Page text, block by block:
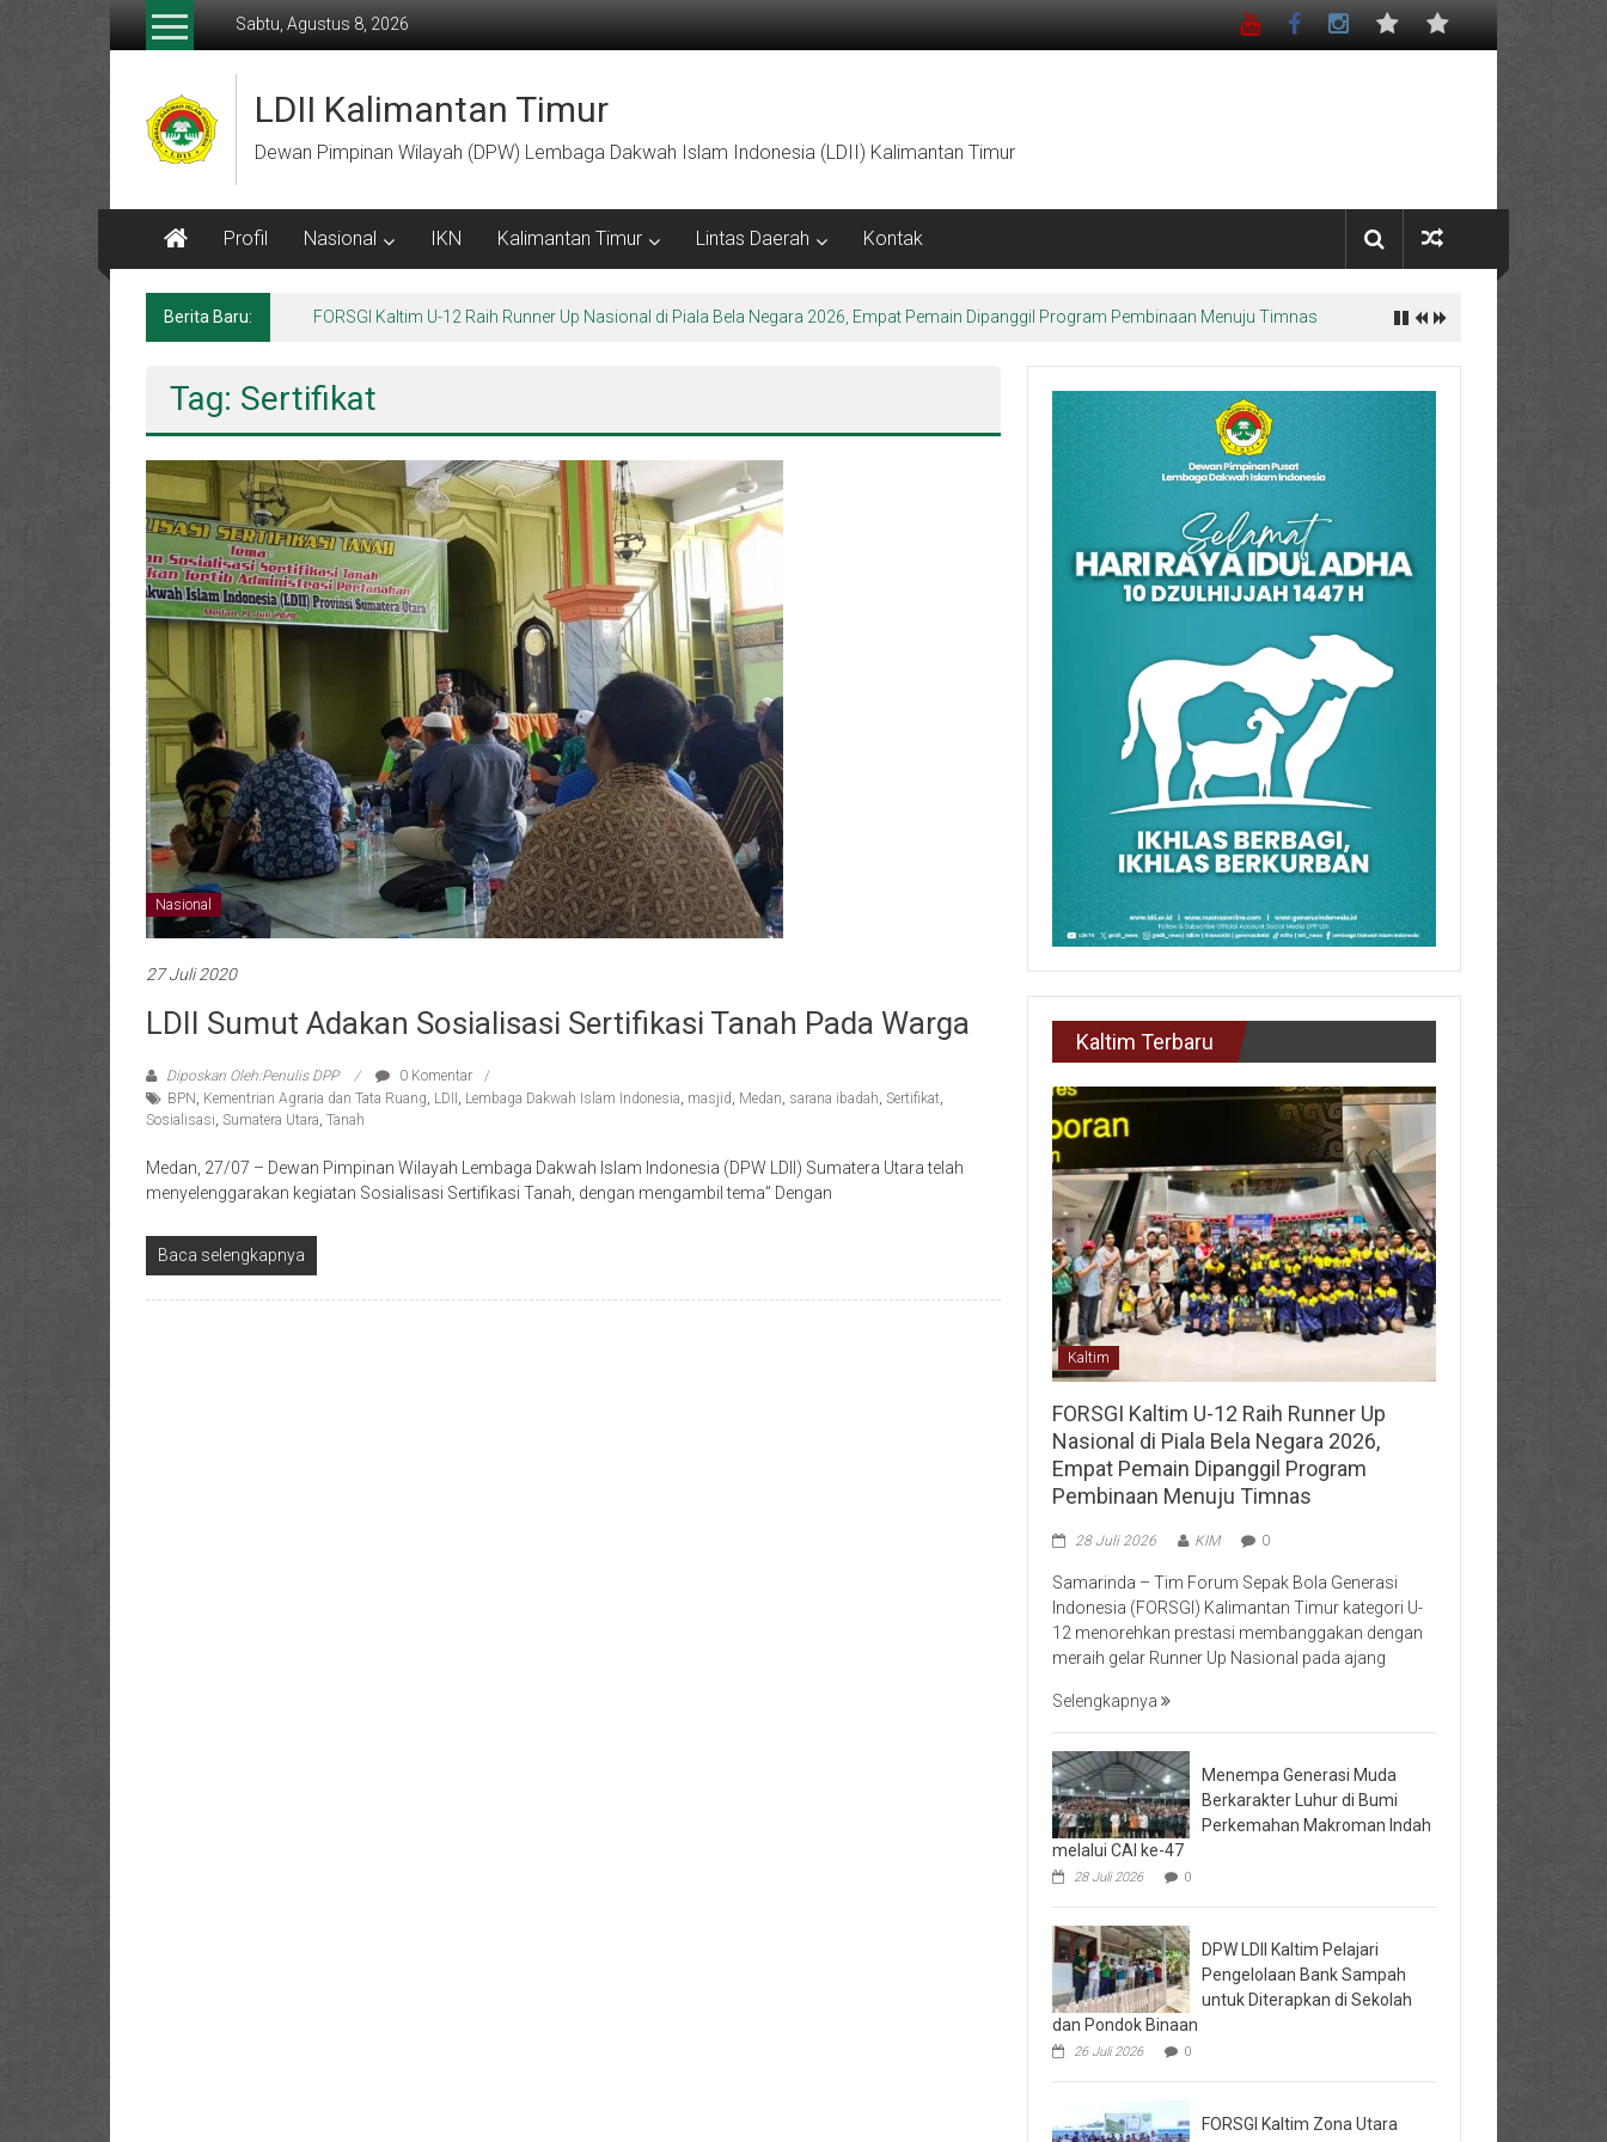
Lompat
Sabtu, Agustus 8, 2026
LDII Kalimantan Timur
Dewan Pimpinan Wilayah (DPW) Lembaga Dakwah Islam Indonesia (LDII) Kalimantan Timur
Profil Nasional IKN Kalimantan Timur Lintas Daerah Kontak
Berita Baru: FORSGI Kaltim U-12 Raih Runner Up Nasional di Piala Bela Negara 2026, Empat Pemain Dipanggil Program Pembinaan Menuju Timnas
Tag: Sertifikat
Nasional
27 Juli 2020
LDII Sumut Adakan Sosialisasi Sertifikasi Tanah Pada Warga
Diposkan Oleh:Penulis DPP
0 Komentar
BPN Kementrian Agraria dan Tata Ruang LDII Lembaga Dakwah Islam Indonesia masjid Medan sarana ibadah Sertifikat
Sosialisasi Sumatera Utara Tanah
Medan, 27/07 – Dewan Pimpinan Wilayah Lembaga Dakwah Islam Indonesia (DPW LDII) Sumatera Utara telah
menyelenggarakan kegiatan Sosialisasi Sertifikasi Tanah, dengan mengambil tema” Dengan
Baca selengkapnya
Kaltim Terbaru
Kaltim
FORSGI Kaltim U-12 Raih Runner Up
Nasional di Piala Bela Negara 2026,
Empat Pemain Dipanggil Program
Pembinaan Menuju Timnas
28 Juli 2026 KIM 0
Samarinda – Tim Forum Sepak Bola Generasi
Indonesia (FORSGI) Kalimantan Timur kategori U-
12 menorehkan prestasi membanggakan dengan
meraih gelar Runner Up Nasional pada ajang
Selengkapnya
Menempa Generasi Muda
Berkarakter Luhur di Bumi
Perkemahan Makroman Indah
melalui CAI ke-47
28 Juli 2026 0
DPW LDII Kaltim Pelajari
Pengelolaan Bank Sampah
untuk Diterapkan di Sekolah
dan Pondok Binaan
26 Juli 2026 0
FORSGI Kaltim Zona Utara